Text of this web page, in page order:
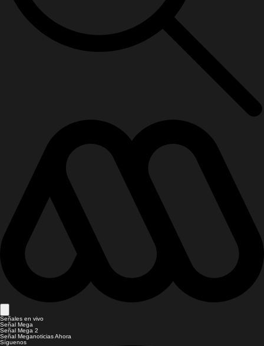
Señales en vivo
Señal Mega
Señal Mega 2
Señal Meganoticias Ahora
Síguenos